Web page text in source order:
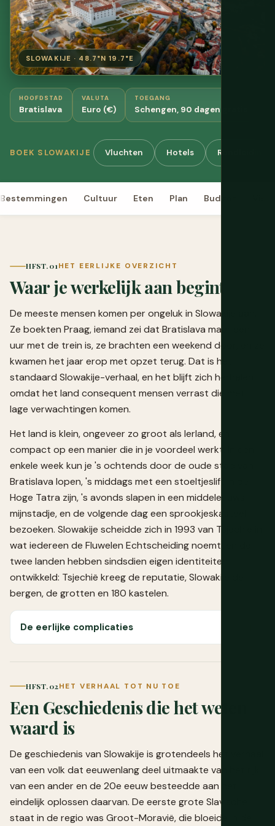
SLOWAKIJE · 48.7°N 19.7°E
HOOFDSTAD
Bratislava
VALUTA
Euro (€)
TOEGANG
Schengen, 90 dagen gratis
BOEK SLOWAKIJE Vluchten Hotels
Bestemmingen Cultuur Eten Plan Budget
HFST. 01HET EERLIJKE OVERZICHT
Waar je werkelijk aan begint
De meeste mensen komen per ongeluk in Slowakije aan.
Ze boekten Praag, iemand zei dat Bratislava maar een
uur met de trein is, ze brachten een weekend door, en ze
kwamen het jaar erop met opzet terug. Dat is het
standaard Slowakije-verhaal, en het blijft zich herhalen
omdat het land consequent mensen verrast die met
lage verwachtingen komen.
Het land is klein, ongeveer zo groot als Ierland, en
compact op een manier die in je voordeel werkt. In een
enkele week kun je 's ochtends door de oude stad van
Bratislava lopen, 's middags met een stoeltjeslift in de
Hoge Tatra zijn, 's avonds slapen in een middeleeuws
mijnstadje, en de volgende dag een sprookjeskasteel
bezoeken. Slowakije scheidde zich in 1993 van Tsjechië in
wat iedereen de Fluwelen Echtscheiding noemt, en de
twee landen hebben sindsdien eigen identiteiten
ontwikkeld: Tsjechië kreeg de reputatie, Slowakije de
bergen, de grotten en 180 kastelen.
De eerlijke complicaties
HFST. 02HET VERHAAL TOT NU TOE
Een Geschiedenis die het weten
waard is
De geschiedenis van Slowakije is grotendeels het verhaal
van een volk dat eeuwenlang deel uitmaakte van het rijk
van een ander en de 20e eeuw besteedde aan het
eindelijk oplossen daarvan. De eerste grote Slavische
staat in de regio was Groot-Moravië, die bloeide in de